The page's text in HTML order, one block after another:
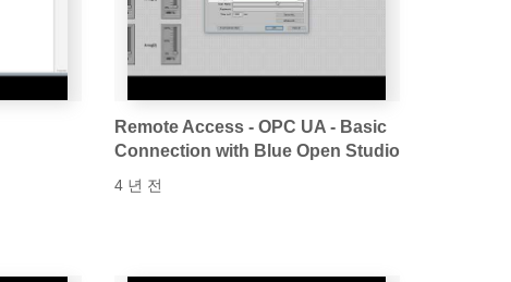
Remote Access - OPC UA - Basic
Connection with Blue Open Studio
4 년 전